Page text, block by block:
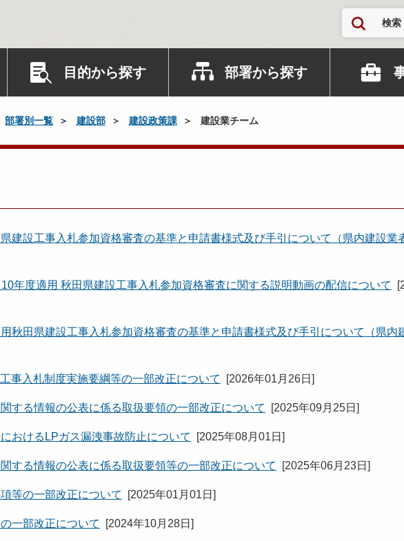
検索
目的から探す 部署から探す
部署別一覧 建設部 建設政策課 建設業チーム
建設工事入札参加資格審査の基準と申請書様式及び手引について（県内建設業
年度適用 秋田県建設工事入札参加資格審査に関する説明動画の配信について [
秋田県建設工事入札参加資格審査の基準と申請書様式及び手引について（県内
事入札制度実施要綱等の一部改正について [2026年01月26日 ]
する情報の公表に係る取扱要領の一部改正について [2025年09月25日 ]
おけるLPガス漏洩事故防止について [2025年08月01日 ]
する情報の公表に係る取扱要領等の一部改正について [2025年06月23日 ]
等の一部改正について [2025年01月01日 ]
一部改正について [2024年10月28日 ]